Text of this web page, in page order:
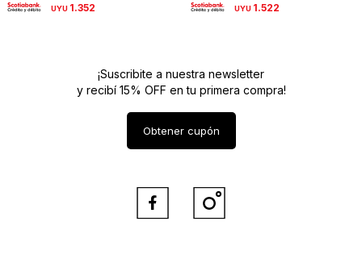
UYU 1.352 UYU 1.522
¡Suscribite a nuestra newsletter
y recibí 15% OFF en tu primera compra!
Obtener cupón
 